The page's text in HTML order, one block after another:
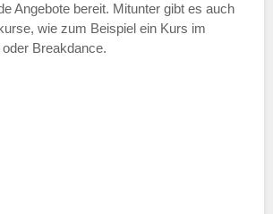
Angebote bereit. Mitunter gibt es auch
wie zum Beispiel ein Kurs im
Breakdance.